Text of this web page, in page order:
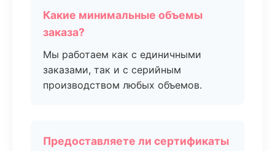
Какие минимальные объемы
заказа?
Мы работаем как с единичными
заказами, так и с серийным
производством любых объемов.
Предоставляете ли сертификаты